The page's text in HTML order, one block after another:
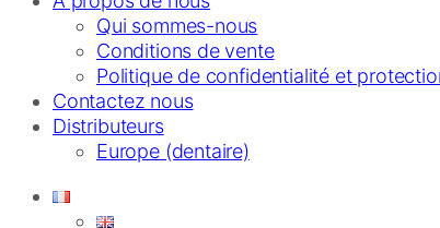
Qui sommes-nous
Conditions de vente
Politique de confidentialité et
Contactez nous
Distributeurs
Europe (dentaire)